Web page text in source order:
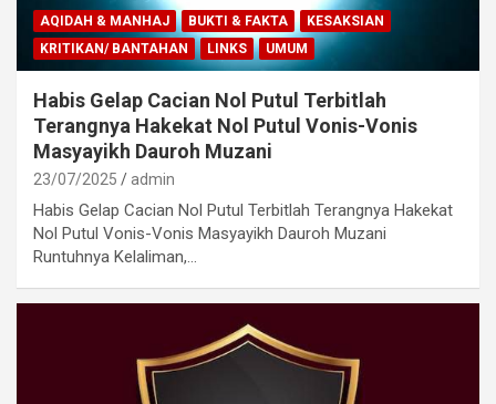
AQIDAH & MANHAJ BUKTI & FAKTA
KESAKSIAN
KRITIKAN/ BANTAHAN
LINKS UMUM
Habis Gelap Cacian Nol Putul Terbitlah
Terangnya Hakekat Nol Putul Vonis-Vonis
Masyayikh Dauroh Muzani
23/07/2025 admin
Habis Gelap Cacian Nol Putul Terbitlah Terangnya Hakekat
Nol Putul Vonis-Vonis Masyayikh Dauroh Muzani
Runtuhnya Kelaliman,…